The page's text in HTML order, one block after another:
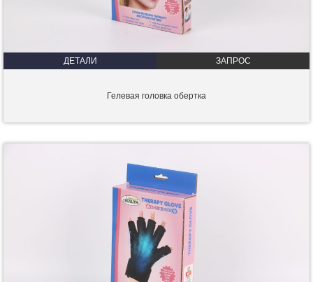
ДЕТАЛИ ЗАПРОС
Гелевая головка обертка